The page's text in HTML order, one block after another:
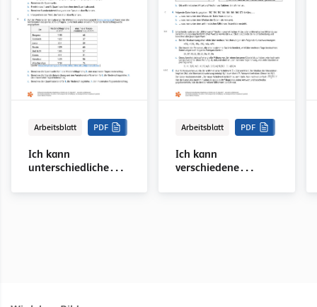
Arbeitsblatt PDF
Ich kann
unterschiedliche
berechnen und
Arbeitsblatt PDF
Ich kann
verschiedene
berechnen,